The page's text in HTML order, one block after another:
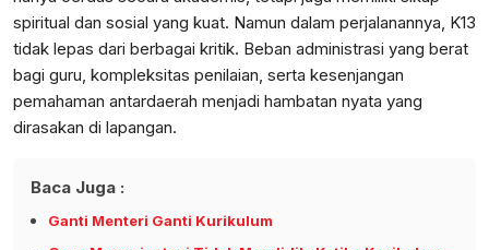
spiritual dan sosial yang kuat. Namun dalam perjalanannya, K13
tidak lepas dari berbagai kritik. Beban administrasi yang berat
bagi guru, kompleksitas penilaian, serta kesenjangan
pemahaman antardaerah menjadi hambatan nyata yang
dirasakan di lapangan.
Baca Juga :
Ganti Menteri Ganti Kurikulum